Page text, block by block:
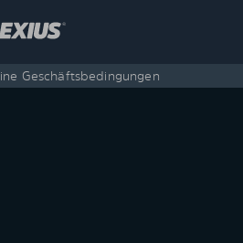
Geschäftsbedingungen